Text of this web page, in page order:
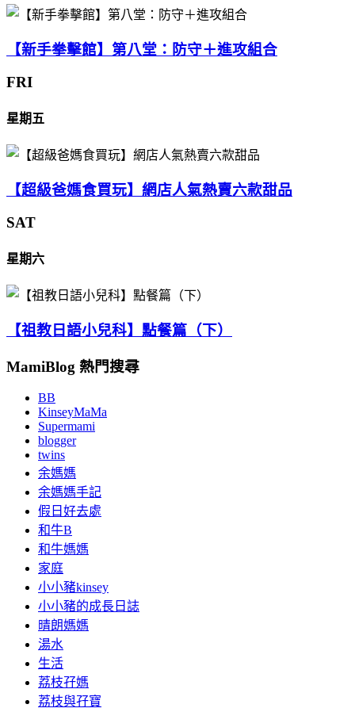
【新手拳擊館】第八堂：防守＋進攻組合
FRI
星期五
【超級爸媽食買玩】網店人氣熱賣六款甜品
SAT
星期六
【祖教日語小兒科】點餐篇（下）
MamiBlog 熱門搜尋
BB
KinseyMaMa
Supermami
blogger
twins
余媽媽
余媽媽手記
假日好去處
和牛B
和牛媽媽
家庭
小小豬kinsey
小小豬的成長日誌
晴朗媽媽
湯水
生活
荔枝孖媽
荔枝與孖寶